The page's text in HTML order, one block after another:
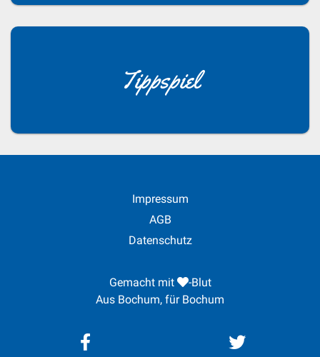
Tippspiel
Impressum
AGB
Datenschutz
Gemacht mit
-Blut
Aus Bochum, für Bochum